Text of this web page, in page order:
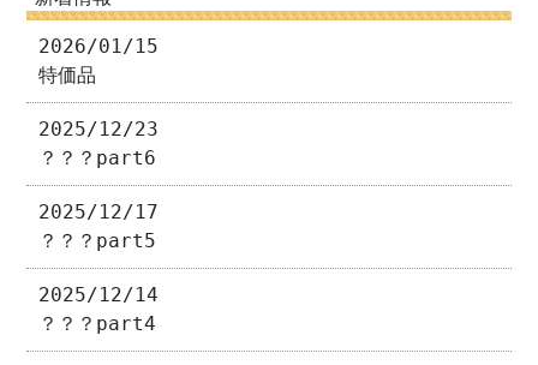
2026/01/15
特価品
2025/12/23
？？？part6
2025/12/17
？？？part5
2025/12/14
？？？part4